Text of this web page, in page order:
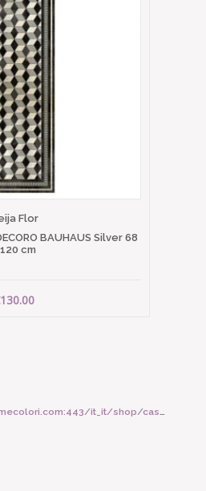
Flor
BAUHAUS Silver 68
cm
casa/asciugami/vivaraise_asciugamano_zoe_colore_orage_30_x_50_cm/4342